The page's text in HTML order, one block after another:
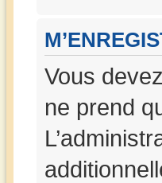
Vous
ne prend